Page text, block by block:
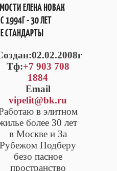
ЕЛЕНА НОВАК
1994Г - 30 ЛЕТ
СТАНДАРТЫ
Тф:+7 903 708
1884
Email
vipelit@bk.ru
в элитном
более 30 лет
в Москве и За
Рубежом Подберу
безо пасное
пространство